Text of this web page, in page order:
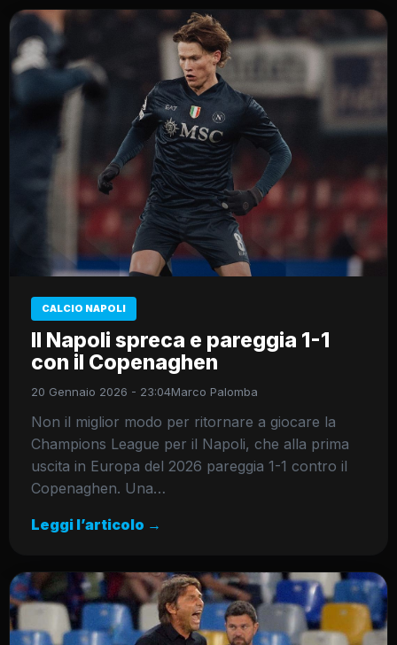
CALCIO NAPOLI
Il Napoli spreca e pareggia 1-1
con il Copenaghen
20 Gennaio 2026 - 23:04Marco Palomba
Non il miglior modo per ritornare a giocare la
Champions League per il Napoli, che alla prima
uscita in Europa del 2026 pareggia 1-1 contro il
Copenaghen. Una…
Leggi l’articolo →